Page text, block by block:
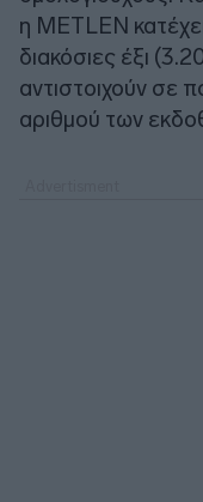
η METLEN
διακόσιες έξι
αντιστοιχούν σε
αριθμού των